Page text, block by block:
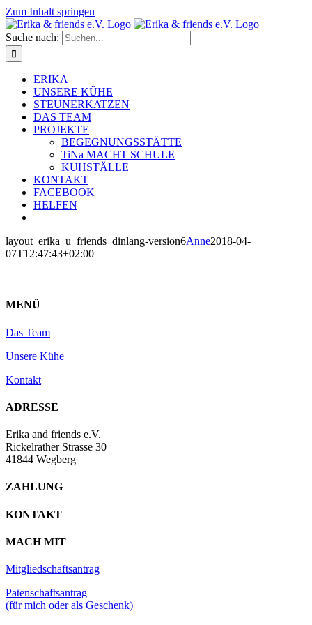
Zum Inhalt springen
Suche nach:
ERIKA
UNSERE KÜHE
STEUNERKATZEN
DAS TEAM
PROJEKTE
BEGEGNUNGSSTÄTTE
TiNa MACHT SCHULE
KUHSTÄLLE
KONTAKT
FACEBOOK
HELFEN
layout_erika_u_friends_dinlang-version6Anne2018-04-
07T12:47:43+02:00
MENÜ
Das Team
Unsere Kühe
Kontakt
ADRESSE
Erika and friends e.V.
Rickelrather Strasse 30
41844 Wegberg
ZAHLUNG
KONTAKT
MACH MIT
Mitgliedschaftsantrag
Patenschaftsantrag
(für mich oder als Geschenk)